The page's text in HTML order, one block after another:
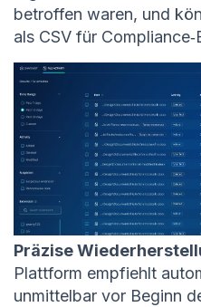
betroffen waren, und
als CSV für
Präzise
Plattform empfiehlt
unmittelbar vor Beginn